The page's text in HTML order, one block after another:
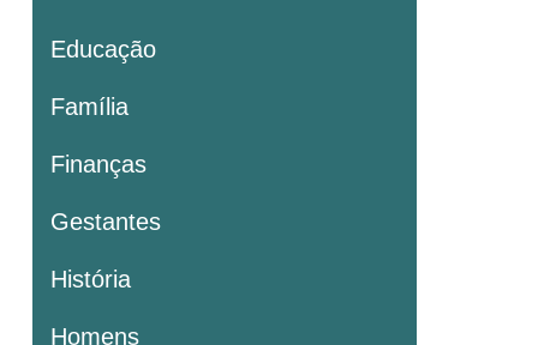
Educação
Família
Finanças
Gestantes
História
Homens